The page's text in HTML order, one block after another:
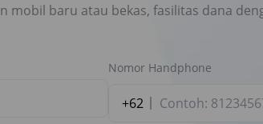
baru atau bekas, fasilitas dana
Nomor Handphone
+62